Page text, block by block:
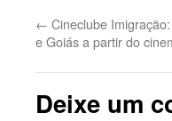
← Cineclube
e Goiás a partir do
Deixe um